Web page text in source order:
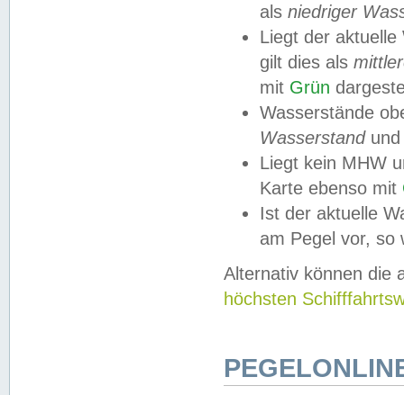
als niedriger
Liegt der
gilt dies als
mit Grün
Wasserstände
Wasserstandund
Liegt kein MHW
Karte ebenso mit
Ist der aktuelle
am Pegel vor,
Alternativ können die
höchsten